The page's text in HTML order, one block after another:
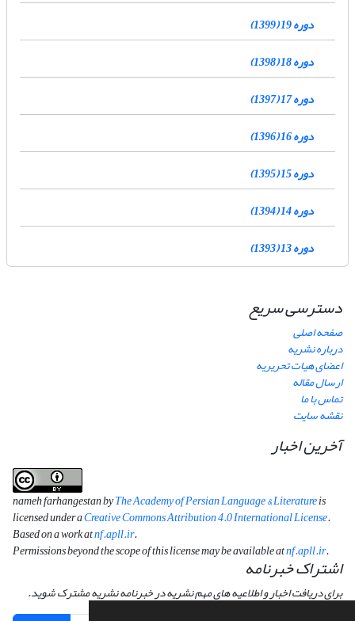
دوره 19 (1399)
دوره 18 (1398)
دوره 17 (1397)
دوره 16 (1396)
دوره 15 (1395)
دوره 14 (1394)
دوره 13 (1393)
دسترسی سریع
صفحه اصلی
درباره نشریه
اعضای هیات تحریریه
ارسال مقاله
تماس با ما
نقشه سایت
آخرین اخبار
nameh farhangestan byThe Academy of Persian Language & Literatureis
licensed under aCreative Commons Attribution 4.0 International License.
Based on a work atnf.apll.ir.
Permissions beyond the scope of this license may be available atnf.apll.ir.
اشتراک خبرنامه
برای دریافت اخبار و اطلاعیه های مهم نشریه در خبرنامه نشریه مشترک شوید.